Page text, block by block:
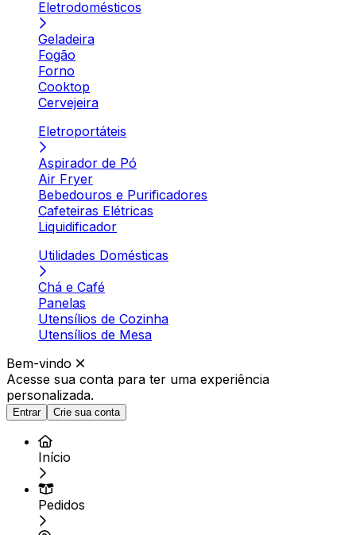
Eletrodomésticos
Geladeira
Fogão
Forno
Cooktop
Cervejeira
Eletroportáteis
Aspirador de Pó
Air Fryer
Bebedouros e Purificadores
Cafeteiras Elétricas
Liquidificador
Utilidades Domésticas
Chá e Café
Panelas
Utensílios de Cozinha
Utensílios de Mesa
Bem-vindo
Acesse sua conta para ter uma experiência
personalizada.
Entrar Crie sua conta
Início
Pedidos